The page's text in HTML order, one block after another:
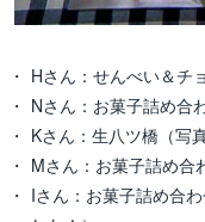
Hさん：せんべい＆チ
Nさん：お菓子詰め合
Kさん：生八ツ橋（写真
Mさん：お菓子詰め合
Iさん：お菓子詰め合